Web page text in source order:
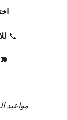
📞
💬
مواعيد العمل: